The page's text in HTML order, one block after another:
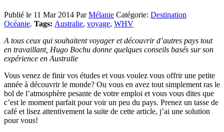
Publié le 11 Mar 2014 ParMélanie Catégorie: Destination
Océanie. Tags: Australie, voyage, WHV
A tous ceux qui souhaitent voyager et découvrir d’autres pays tout
en travaillant, Hugo Bochu donne quelques conseils basés sur son
expérience en Australie
Vous venez de finir vos études et vous voulez vous offrir une petite
année à découvrir le monde? Ou vous en avez tout simplement ras le
bol de l’atmosphère pesante de votre emploi et vous vous dites que
c’est le moment parfait pour voir un peu du pays. Prenez un tasse de
café et lisez attentivement la suite de cette article, j’ai une solution
pour vous!